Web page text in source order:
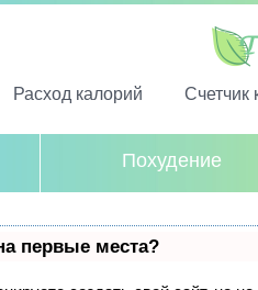
Расход калорий Счетчик
Похудение
первые места?